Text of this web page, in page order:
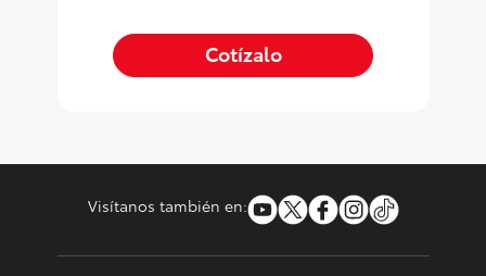
Cotízalo
Visítanos también en: